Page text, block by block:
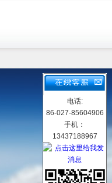
电话:
86-027-85604906
手机：
13437188967